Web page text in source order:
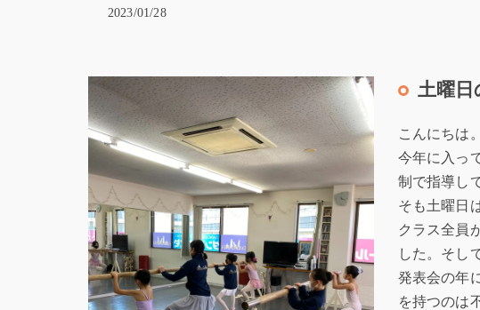
2023/01/28
土曜日
こんにちは
今年に入っ
制で指導し
そも土曜日
クラス全員
した。そし
発表会の年
を持つのは